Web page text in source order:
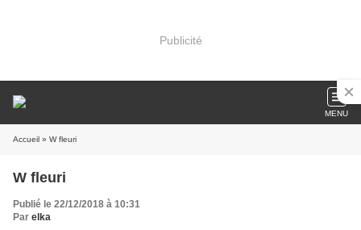
Publicité
MENU
Accueil » W fleuri
W fleuri
Publié le 22/12/2018 à 10:31
Par elka